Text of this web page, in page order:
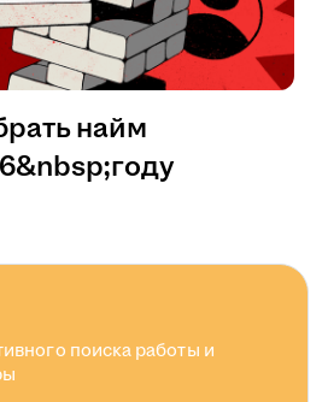
найм
поиска работы и